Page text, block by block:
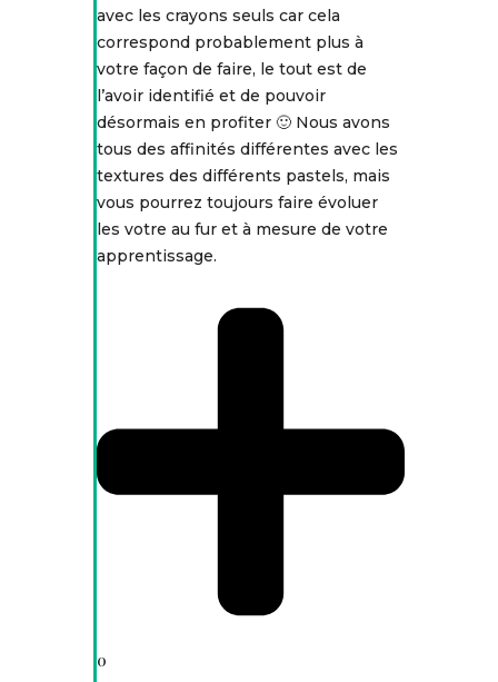
avec les crayons seuls car cela
correspond probablement plus à
votre façon de faire, le tout est de
l’avoir identifié et de pouvoir
désormais en profiter 🙂 Nous avons
tous des affinités différentes avec les
textures des différents pastels, mais
vous pourrez toujours faire évoluer
les votre au fur et à mesure de votre
apprentissage.
0